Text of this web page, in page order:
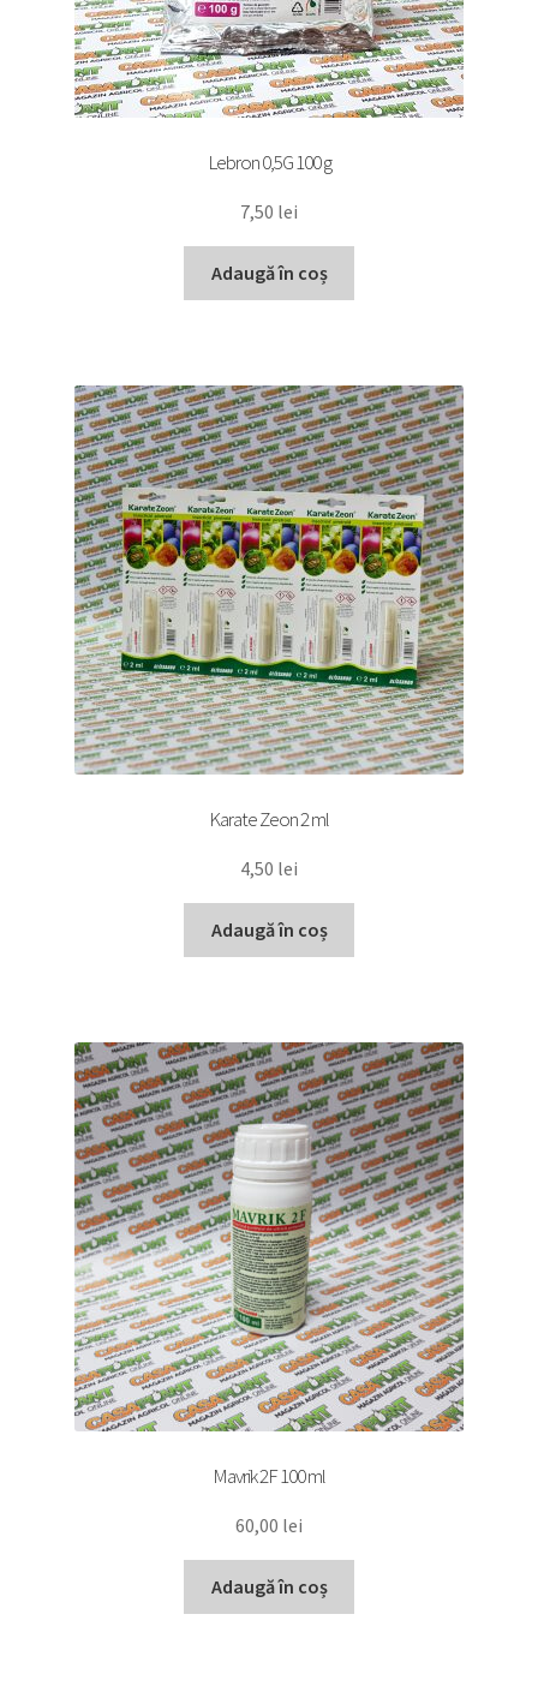
Lebron 0,5G 100 g
7,50 lei
Adaugă în coș
Karate Zeon 2 ml
4,50 lei
Adaugă în coș
Mavrik 2F 100 ml
60,00 lei
Adaugă în coș